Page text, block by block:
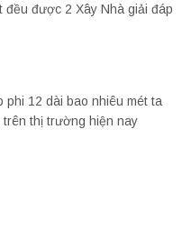
đều được 2 Xây Nhà giải đáp
12 dài bao nhiêu mét ta
thị trường hiện nay